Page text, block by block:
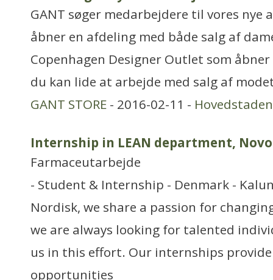
GANT søger medarbejdere til vores nye
åbner en afdeling med både salg af
Copenhagen Designer Outlet som
du kan lide at arbejde med salg af
GANT STORE - 2016-02-11 - Hovedstaden
Internship in LEAN department,
Farmaceutarbejde
- Student & Internship - Denmark -
Nordisk, we share a passion for
we are always looking for talented
us in this effort. Our internships
opportunities